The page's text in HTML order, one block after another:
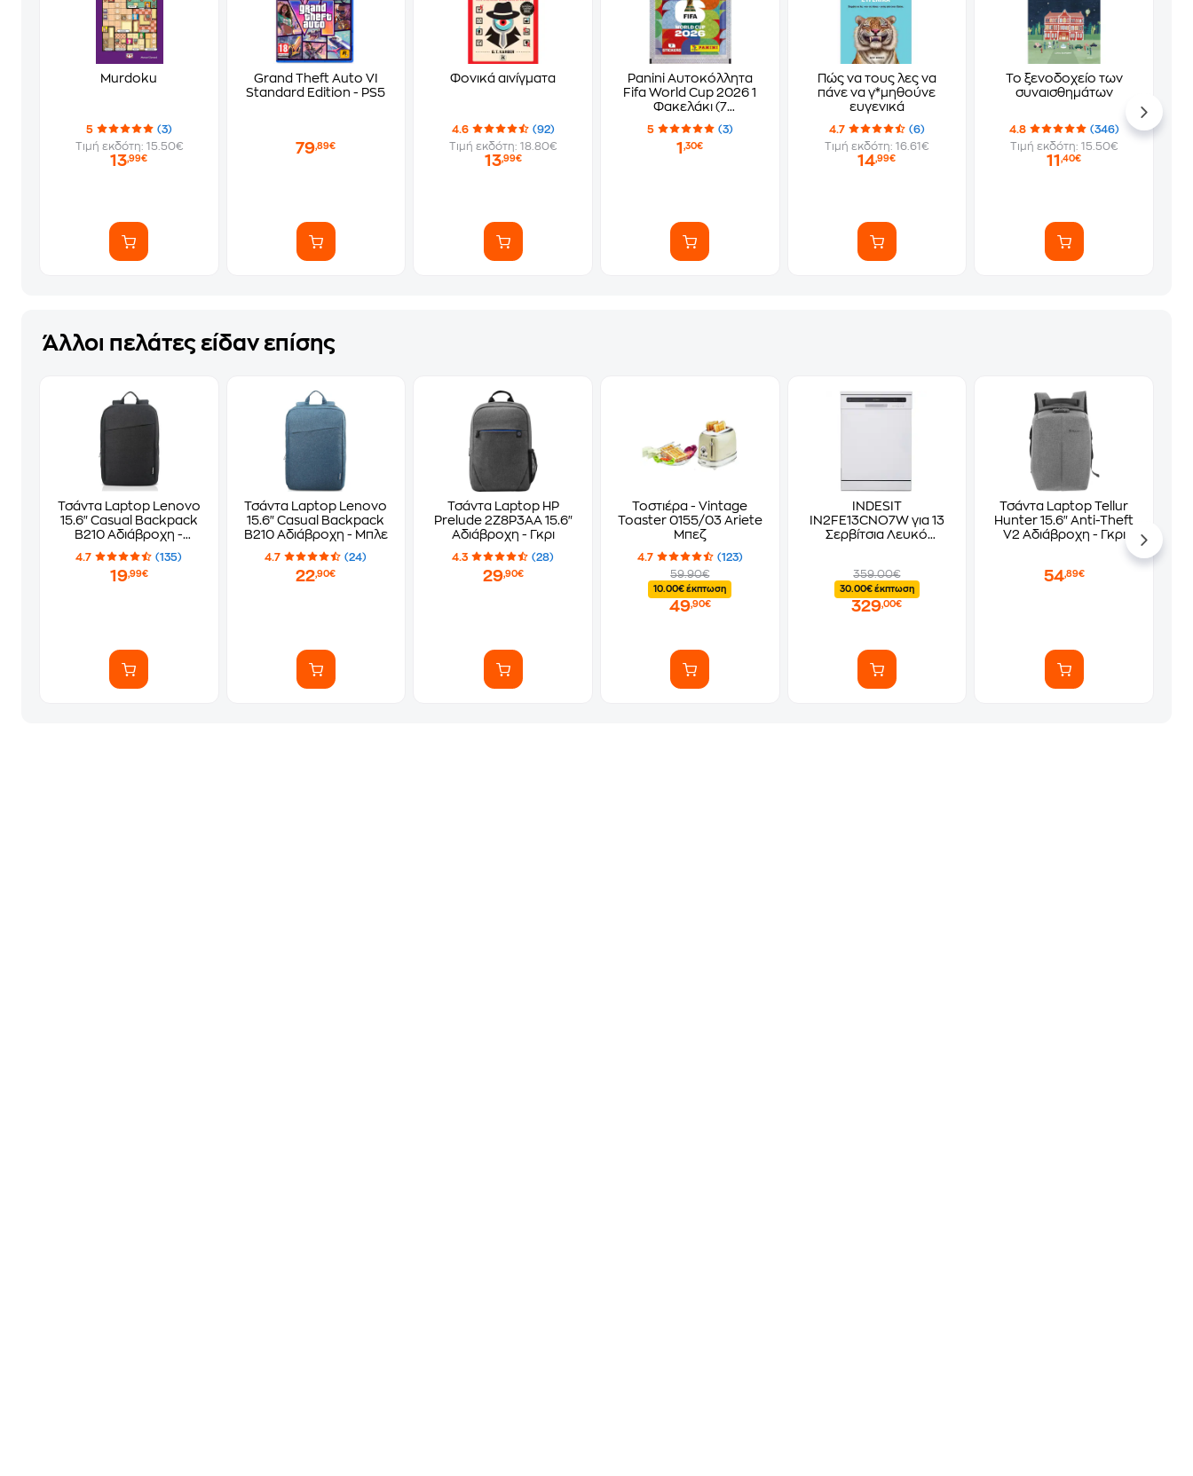
Murdoku
5
(3)
Τιμή εκδότη: 15.50€
13,99€
Grand Theft Auto VI
Standard Edition - PS5
79,89€
Φονικά αινίγματα
4.6
(92)
Τιμή εκδότη: 18.80€
13,99€
Panini Αυτοκόλλητα
Fifa World Cup 2026 1
Φακελάκι (7
Αυτοκόλλητα)
5 (3)
1,30€
Πώς να τους λες να
πάνε να γ*μηθούνε
ευγενικά
4.7
(6)
Τιμή εκδότη: 16.61€
14,99€
Το ξενοδοχείο των
συναισθημάτων
4.8
(346)
Τιμή εκδότη: 15.50€
11,40€
Άλλοι πελάτες είδαν επίσης
Τσάντα Laptop Lenovo
15.6" Casual Backpack
B210 Αδιάβροχη -
Μαύρο
4.7 (135)
19,99€
Τσάντα Laptop Lenovo
15.6" Casual Backpack
B210 Αδιάβροχη - Μπλε
4.7 (24)
22,90€
Τσάντα Laptop HP
Prelude 2Z8P3AA 15.6"
Αδιάβροχη - Γκρι
4.3 (28)
29,90€
Τοστιέρα - Vintage
Toaster 0155/03 Ariete
Μπεζ
4.7
(123)
59.90€
10.00€ έκπτωση
49,90€
INDESIT
IN2FE13CNO7W για 13
Σερβίτσια Λευκό
359.00€
30.00€ έκπτωση
329,00€
Τσάντα Laptop Tellur
Hunter 15.6" Anti-Theft
V2 Αδιάβροχη - Γκρι
54,89€